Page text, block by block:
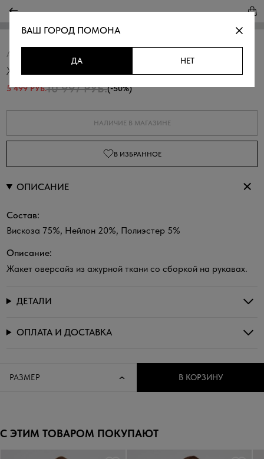
Артикул:
Жакет оверсайз ажурный
5 499 РУБ.10 997 РУБ.(-50%)
НАЛИЧИЕ В МАГАЗИНЕ
В ИЗБРАННОЕ
ОПИСАНИЕ
Состав:
Вискоза 75%, Нейлон 20%, Полиэстер 5%
Описание:
Жакет оверсайз из ажурной ткани со сборкой на рукавах.
ДЕТАЛИ
ОПЛАТА И ДОСТАВКА
РАЗМЕР В КОРЗИНУ
С ЭТИМ ТОВАРОМ ПОКУПАЮТ
ВАШ ГОРОД ПОМОНА
ДА НЕТ